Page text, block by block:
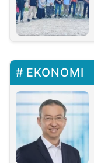
EKONOMI